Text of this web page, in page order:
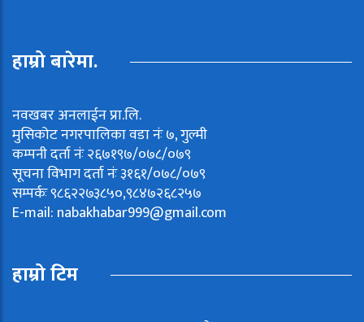
हाम्रो बारेमा.
नवखबर अनलाईन प्रा.लि.
मुसिकोट नगरपालिका वडा नंः ७, गुल्मी
कम्पनी दर्ता नंः २६७१९७/०७८/०७९
सूचना विभाग दर्ता नंः ३१६१/०७८/०७९
सम्पर्कः ९८६२२७३८५०,९८४७२६८२५७
E-mail: nabakhabar999@gmail.com
हाम्रो टिम